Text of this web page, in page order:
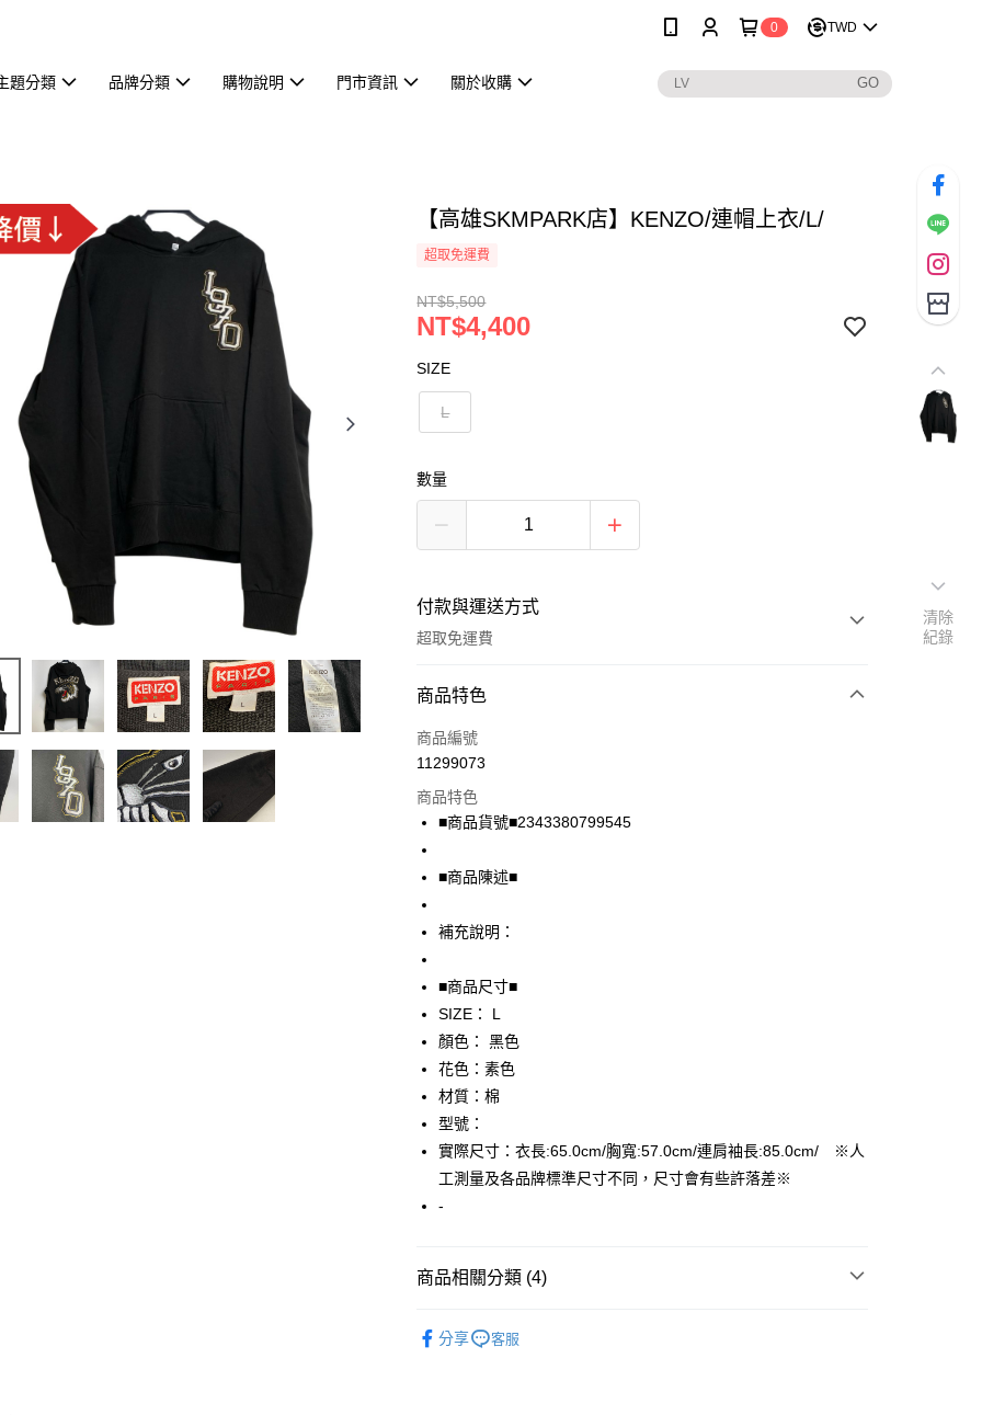
0 TWD
題分類 品牌分類 購物說明 門市資訊 關於收購
【高雄SKMPARK店】KENZO/連帽上衣/L/
超取免運費
NT$5,500
NT$4,400
SIZE
L
數量
付款與運送方式
超取免運費
付款方式
信用卡一次付款
LINE Pay
Apple Pay
悠遊付
全盈+PAY
AFTEE先享後付
相關說明
【關於「AFTEE先享後付」】
AFTEE先享後付是「在收到商品之後才付款」的支付方式。 讓您購物簡單
便利好安心！
１．簡單：不需註冊會員、不需綁卡、不需儲值。
２．便利：只要手機號碼，簡訊認證，即可結帳。
【「AFTEE先享後付」結帳流程】
３．收到繳費通知簡訊後14天內，點擊此簡訊中的連結，可透過四大超商
絡購買商品的店家。未經商家同意取消之訂單仍視為有效，需透過AFTEE
運送方式
全家取貨付款
免運費
商品特色
商品編號
11299073
商品特色
■商品貨號■2343380799545
■商品陳述■
補充說明：
■商品尺寸■
SIZE： L
顏色： 黑色
花色：素色
材質：棉
型號：
實際尺寸：衣長:65.0cm/胸寬:57.0cm/連肩袖長:85.0cm/ ※人
工測量及各品牌標準尺寸不同，尺寸會有些許落差※
-
商品相關分類 (4)
分享 客服
清除
紀錄